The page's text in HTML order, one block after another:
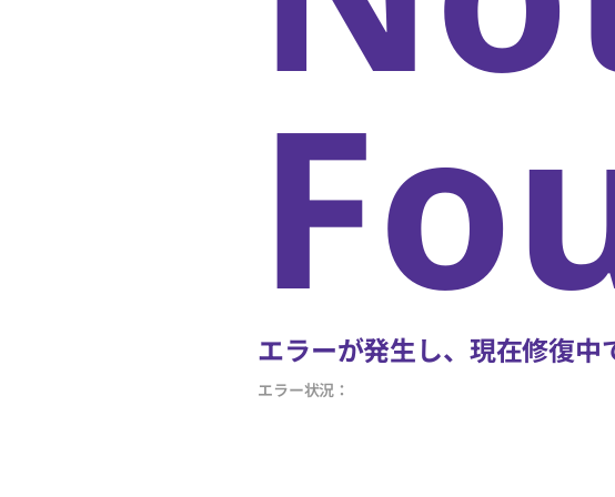
エラーが発生し、現在修復中
エラー状況：